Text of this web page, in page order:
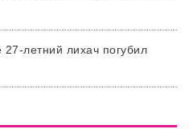
27-летний лихач погубил